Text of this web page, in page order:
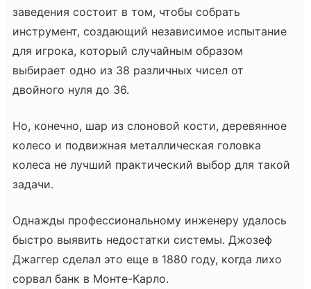
заведения состоит в том, чтобы собрать
инструмент, создающий независимое испытание
для игрока, который случайным образом
выбирает одно из 38 различных чисел от
двойного нуля до 36.
Но, конечно, шар из слоновой кости, деревянное
колесо и подвижная металлическая головка
колеса не лучший практический выбор для такой
задачи.
Однажды профессиональному инженеру удалось
быстро выявить недостатки системы. Джозеф
Джаггер сделал это еще в 1880 году, когда лихо
сорвал банк в Монте-Карло.